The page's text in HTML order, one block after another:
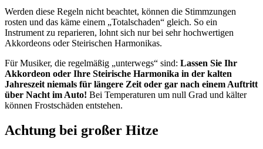
Werden diese Regeln nicht beachtet, können die Stimmzungen
rosten und das käme einem „Totalschaden“ gleich. So ein
Instrument zu reparieren, lohnt sich nur bei sehr hochwertigen
Akkordeons oder Steirischen Harmonikas.
Für Musiker, die regelmäßig „unterwegs“ sind: Lassen Sie Ihr
Akkordeon oder Ihre Steirische Harmonika in der kalten
Jahreszeit niemals für längere Zeit oder gar nach einem Auftritt
über Nacht im Auto! Bei Temperaturen um null Grad und kälter
können Frostschäden entstehen.
Achtung bei großer Hitze